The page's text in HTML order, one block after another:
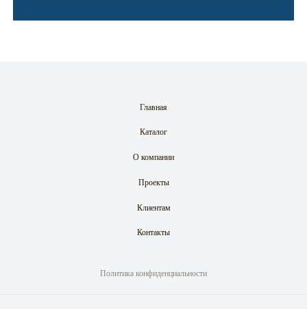
Главная
Каталог
О компании
Проекты
Клиентам
Контакты
Политика конфиденциальности